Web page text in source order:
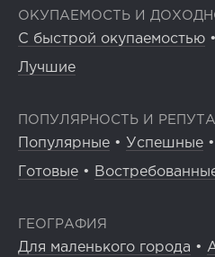
ОКУПАЕМОСТЬ И
С быстрой окупаемостью •
Лучшие
ПОПУЛЯРНОСТЬ И
Популярные • Успешные •
Готовые •
ГЕОГРАФИЯ
Для маленького города •